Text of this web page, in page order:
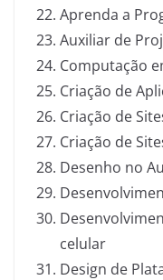
Aprenda a
Auxiliar de
Computação
Criação de
Criação de
Criação de
Desenho no
celular
Design de